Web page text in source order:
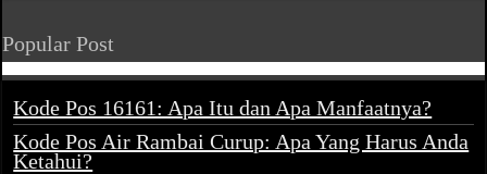
Popular Post
Kode Pos 16161: Apa Itu dan Apa Manfaatnya?
Kode Pos Air Rambai Curup: Apa Yang Harus Anda
Ketahui?